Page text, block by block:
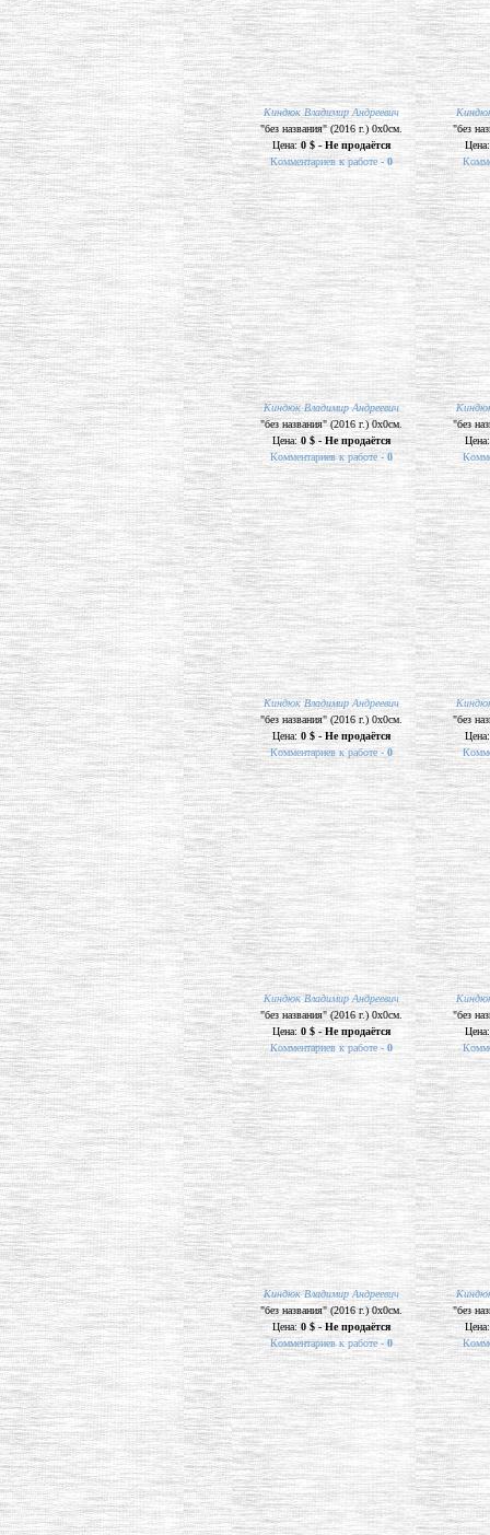
Киндюк Владимир Андреевич
"без названия" (2016 г.) 0х0см.
Цена:0 $ - Не продаётся
Комментариев к работе - 0
"без
Киндюк Владимир Андреевич
"без названия" (2016 г.) 0х0см.
Цена:0 $ - Не продаётся
Комментариев к работе - 0
"без
Киндюк Владимир Андреевич
"без названия" (2016 г.) 0х0см.
Цена: 0 $ - Не продаётся
Комментариев к работе - 0
"без
Киндюк Владимир Андреевич
"без названия" (2016 г.) 0х0см.
Цена: 0 $ - Не продаётся
Комментариев к работе - 0
"без
Киндюк Владимир Андреевич
"без названия" (2016 г.) 0х0см.
Цена: 0 $ - Не продаётся
Комментариев к работе - 0
"без